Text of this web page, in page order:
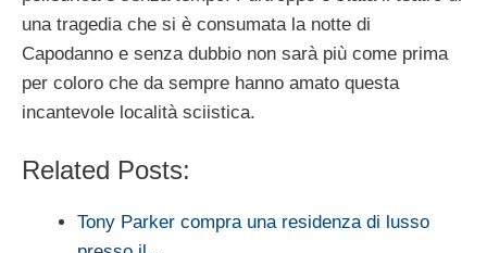
una tragedia che si è consumata la notte di
Capodanno e senza dubbio non sarà più come prima
per coloro che da sempre hanno amato questa
incantevole località sciistica.
Related Posts:
Tony Parker compra una residenza di lusso